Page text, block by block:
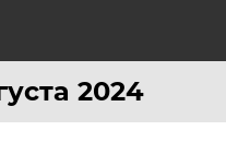
2024